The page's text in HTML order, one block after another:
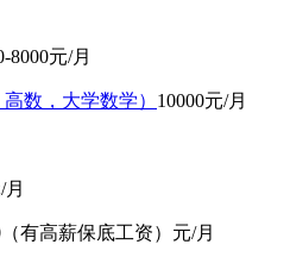
8000元/月
数，大学数学） 10000元/月
月
（有高薪保底工资）元/月